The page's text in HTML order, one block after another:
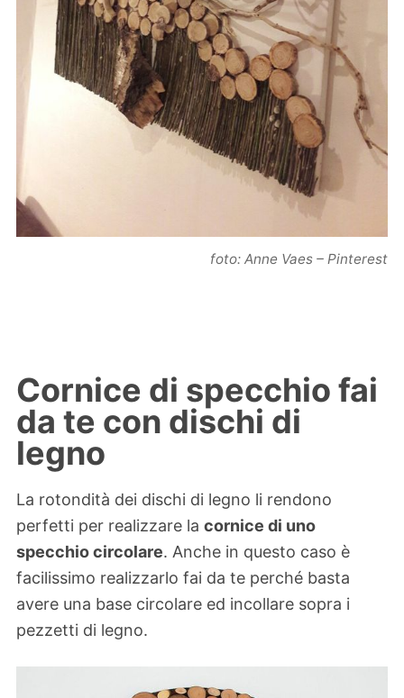
foto: Anne Vaes – Pinterest
Cornice di specchio fai
da te con dischi di
legno
La rotondità dei dischi di legno li rendono
perfetti per realizzare la cornice di uno
specchio circolare. Anche in questo caso è
facilissimo realizzarlo fai da te perché basta
avere una base circolare ed incollare sopra i
pezzetti di legno.